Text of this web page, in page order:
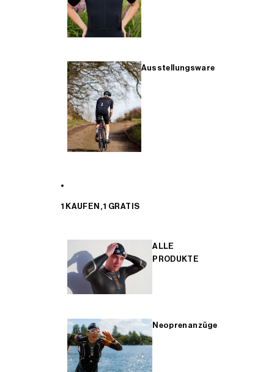
Ausstellungsware
1 KAUFEN, 1 GRATIS
ALLE
PRODUKTE
Neoprenanzüge